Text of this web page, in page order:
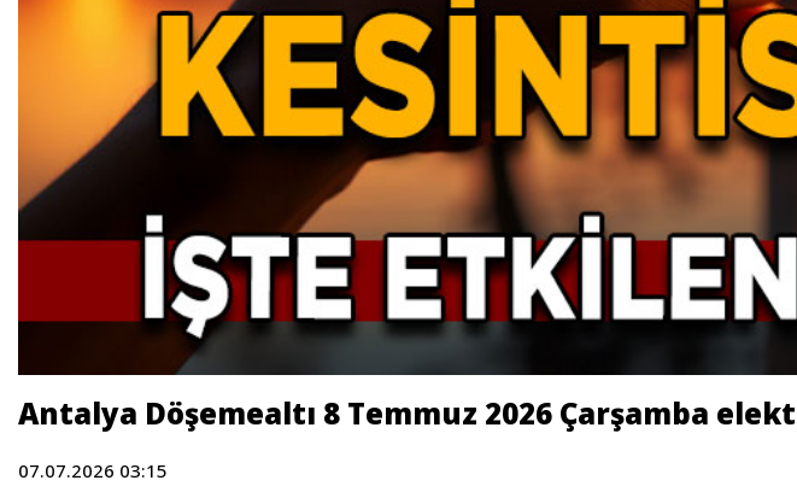
Antalya Döşemealtı 8 Temmuz 2026 Çarşamba
07.07.2026 03:15